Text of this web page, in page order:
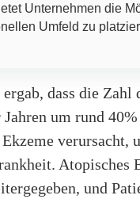
Unternehmen die
Umfeld zu
dass die
um rund
verursacht,
Atopisches
und